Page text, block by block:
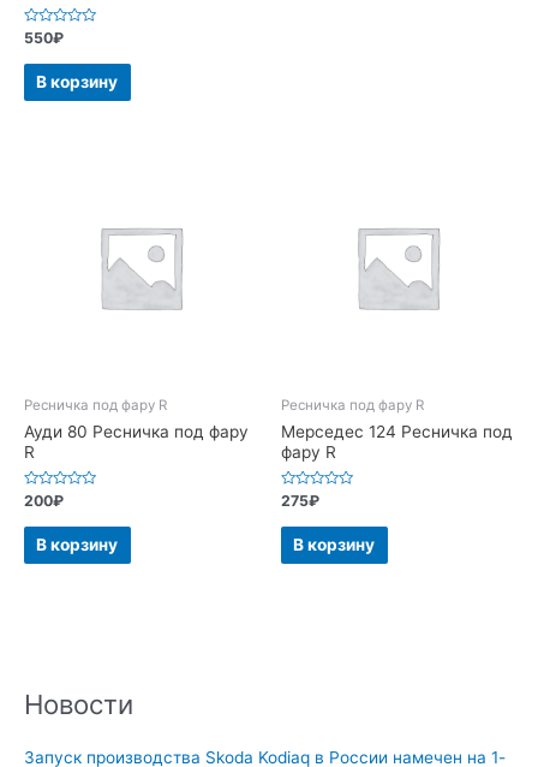
Новости
Запуск производства Skoda Kodiaq в России намечен на 1-
Оценка
из
550₽
В корзину
Ресничка под фару R
Ауди 80 Ресничка под фару
R
Оценка
0
из
200₽
В корзину
Ресничка под фару R
Мерседес 124 Ресничка под
фару R
Оценка
0
из
275₽
В корзину